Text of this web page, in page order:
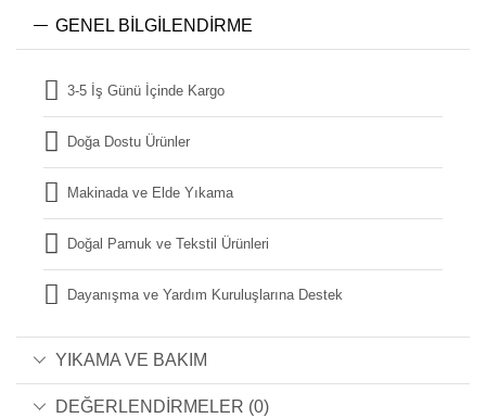
GENEL BILGILENDIRME
3-5 İş Günü İçinde Kargo
Doğa Dostu Ürünler
Makinada ve Elde Yıkama
Doğal Pamuk ve Tekstil Ürünleri
Dayanışma ve Yardım Kuruluşlarına Destek
YIKAMA VE BAKIM
DEĞERLENDIRMELER (0)